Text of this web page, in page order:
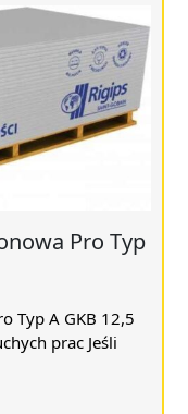
Pro Typ
Typ A GKB 12,5
prac Jeśli